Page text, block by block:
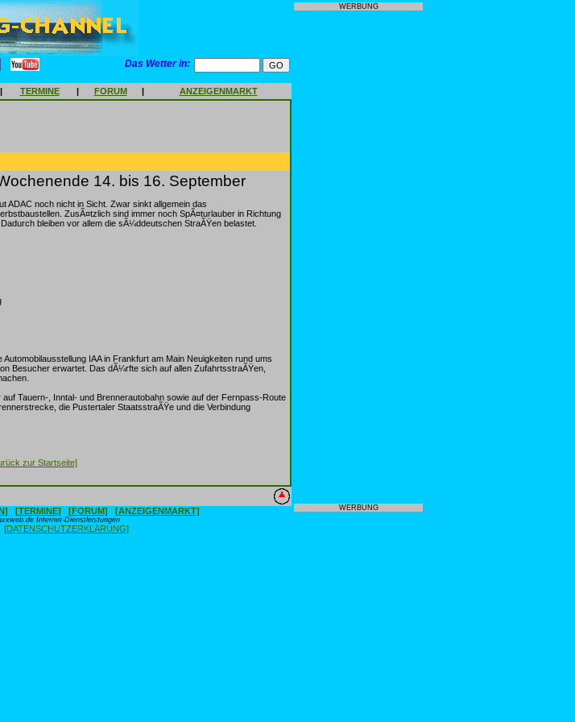
Das Wetter in:
| TERMINE | FORUM | ANZEIGENMARKT
14. bis 16. September
ADAC noch nicht in Sicht. Zwar sinkt allgemein das
ZusÃ¤tzlich sind immer noch SpÃ¤turlauber in Richtung
bleiben vor allem die sÃ¼ddeutschen StraÃŸen belastet.
IAA in Frankfurt am Main Neuigkeiten rund ums
Besucher erwartet. Das dÃ¼rfte sich auf allen ZufahrtsstraÃŸen,
Tauern-, Inntal- und Brennerautobahn sowie auf der Fernpass-Route
die Pustertaler StaatsstraÃŸe und die Verbindung
zur Startseite]
[TERMINE] [FORUM] [ANZEIGENMARKT]
Internet-Dienstleistungen
[DATENSCHUTZERKLÄRUNG]
WERBUNG
WERBUNG